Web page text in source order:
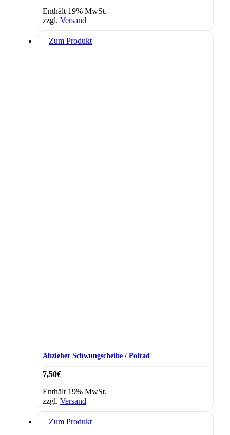
Enthält 19% MwSt.
zzgl. Versand
Zum Produkt
Abzieher Schwungscheibe / Polrad
7,50€
Enthält 19% MwSt.
zzgl. Versand
Zum Produkt